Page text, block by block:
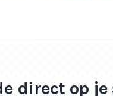
direct op